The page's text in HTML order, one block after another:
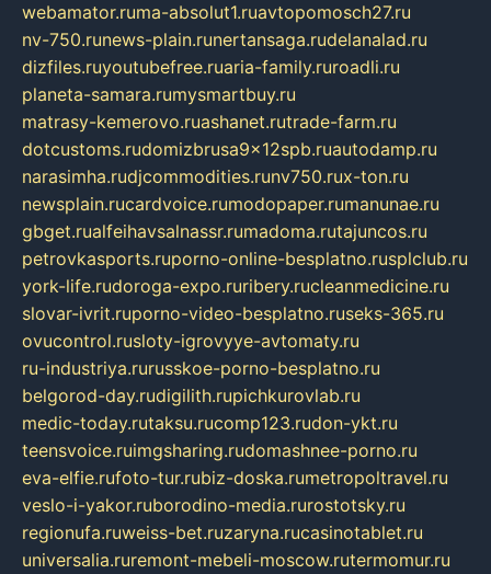
webamator.ruma-absolut1.ruavtopomosch27.ru
nv-750.runews-plain.runertansaga.rudelanalad.ru
dizfiles.ruyoutubefree.ruaria-family.ruroadli.ru
planeta-samara.rumysmartbuy.ru
matrasy-kemerovo.ruashanet.rutrade-farm.ru
dotcustoms.rudomizbrusa9x12spb.ruautodamp.ru
narasimha.rudjcommodities.runv750.rux-ton.ru
newsplain.rucardvoice.rumodopaper.rumanunae.ru
gbget.rualfeihavsalnassr.rumadoma.rutajuncos.ru
petrovkasports.ruporno-online-besplatno.rusplclub.ru
york-life.rudoroga-expo.ruribery.rucleanmedicine.ru
slovar-ivrit.ruporno-video-besplatno.ruseks-365.ru
ovucontrol.rusloty-igrovyye-avtomaty.ru
ru-industriya.rurusskoe-porno-besplatno.ru
belgorod-day.rudigilith.rupichkurovlab.ru
medic-today.rutaksu.rucomp123.rudon-ykt.ru
teensvoice.ruimgsharing.rudomashnee-porno.ru
eva-elfie.rufoto-tur.rubiz-doska.rumetropoltravel.ru
veslo-i-yakor.ruborodino-media.rurostotsky.ru
regionufa.ruweiss-bet.ruzaryna.rucasinotablet.ru
universalia.ruremont-mebeli-moscow.rutermomur.ru